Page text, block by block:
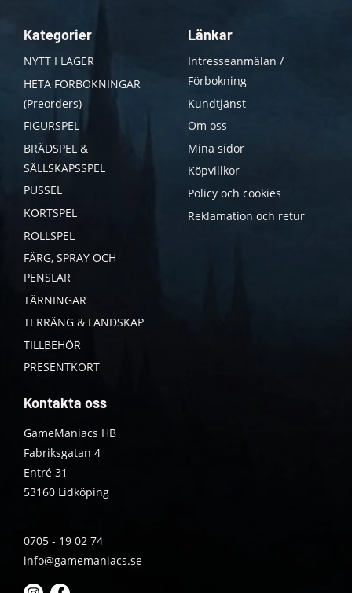
Kategorier
NYTT I LAGER
HETA FÖRBOKNINGAR
(Preorders)
FIGURSPEL
BRÄDSPEL &
SÄLLSKAPSSPEL
PUSSEL
KORTSPEL
ROLLSPEL
FÄRG, SPRAY OCH
PENSLAR
TÄRNINGAR
TERRÄNG & LANDSKAP
TILLBEHÖR
PRESENTKORT
Länkar
Intresseanmälan /
Förbokning
Kundtjänst
Om oss
Mina sidor
Köpvillkor
Policy och cookies
Reklamation och retur
Kontakta oss
GameManiacs HB
Fabriksgatan 4
Entré 31
53160 Lidköping
0705 - 19 02 74
info@gamemaniacs.se